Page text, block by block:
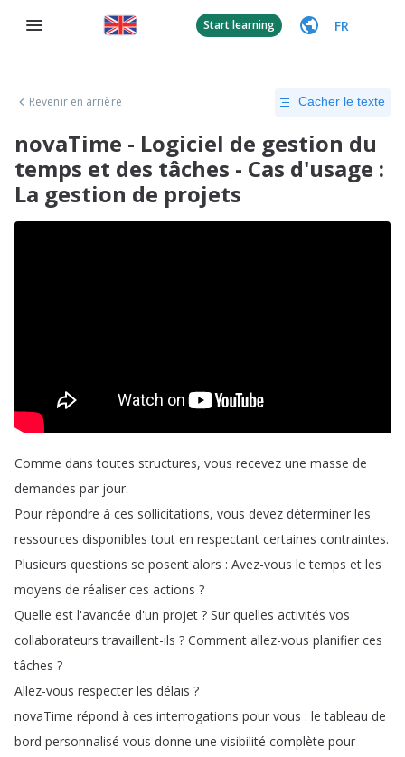
Start learning FR
Revenir en arrière Cacher le texte
novaTime - Logiciel de gestion du
temps et des tâches - Cas d'usage :
La gestion de projets
Comme dans toutes structures, vous recevez une masse de
demandes par jour.
Pour répondre à ces sollicitations, vous devez déterminer les
ressources disponibles tout en respectant certaines contraintes.
Plusieurs questions se posent alors : Avez-vous le temps et les
moyens de réaliser ces actions ?
Quelle est l'avancée d'un projet ? Sur quelles activités vos
collaborateurs travaillent-ils ? Comment allez-vous planifier ces
tâches ?
Allez-vous respecter les délais ?
novaTime répond à ces interrogations pour vous : le tableau de
bord personnalisé vous donne une visibilité complète pour